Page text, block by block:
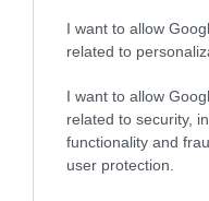
I want to allow
related to
I want to allow
related to security,
functionality and
user protection.
2011. December 22.